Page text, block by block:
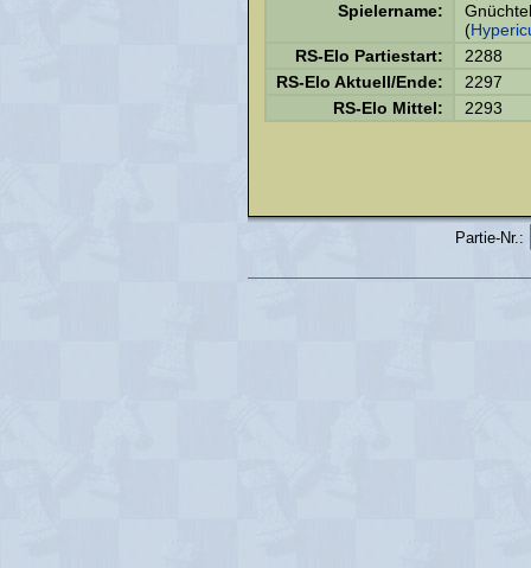
Spielername:
(
RS-Elo Partiestart:
2288
RS-Elo Aktuell/Ende:
2297
RS-Elo Mittel:
2293
Partie-Nr.: